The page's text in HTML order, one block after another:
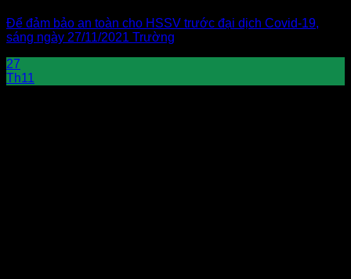
Để đảm bảo an toàn cho HSSV trước đại dịch Covid-19,
sáng ngày 27/11/2021 Trường
27
Th11